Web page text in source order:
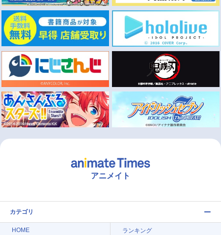
アニメイト
カテゴリ
HOME ランキング